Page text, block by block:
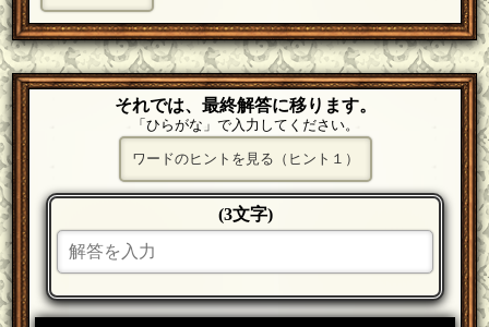
それでは、最終解答に移ります。
「ひらがな」で入力してください。
ワードのヒントを見る（ヒント１）
(3文字)